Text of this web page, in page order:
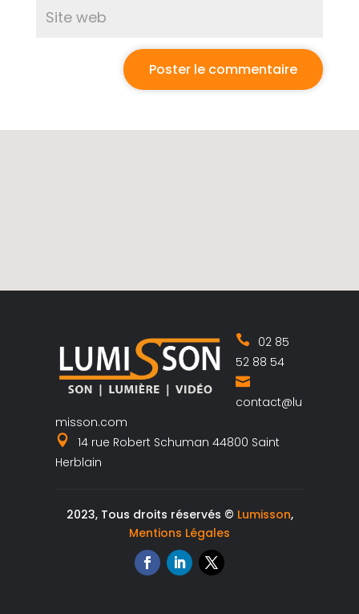
02 85
52 88 54
contact@lu
misson.com
14 rue Robert Schuman 44800 Saint
Herblain
2023, Tous droits réservés © Lumisson,
Mentions Légales